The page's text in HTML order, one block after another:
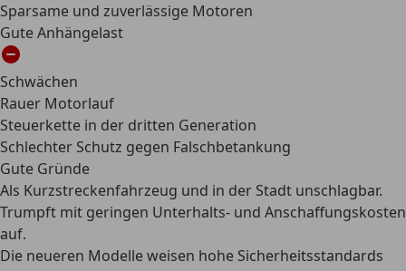
Sparsame und zuverlässige Motoren
Gute Anhängelast
Schwächen
Rauer Motorlauf
Steuerkette in der dritten Generation
Schlechter Schutz gegen Falschbetankung
Gute Gründe
Als Kurzstreckenfahrzeug und in der Stadt unschlagbar.
Trumpft mit geringen Unterhalts- und Anschaffungskosten
auf.
Die neueren Modelle weisen hohe Sicherheitsstandards